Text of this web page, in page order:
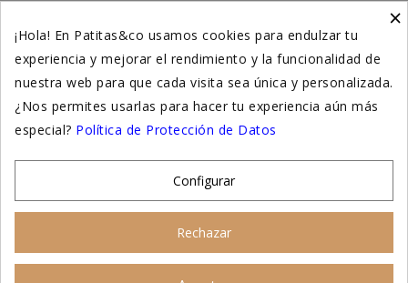
Suplementación natural
Otros
×
¡Hola! En Patitas&co usamos cookies para endulzar tu
experiencia y mejorar el rendimiento y la funcionalidad de
nuestra web para que cada visita sea única y personalizada.
¿Nos permites usarlas para hacer tu experiencia aún más
especial? Política de Protección de Datos
Configurar
Rechazar